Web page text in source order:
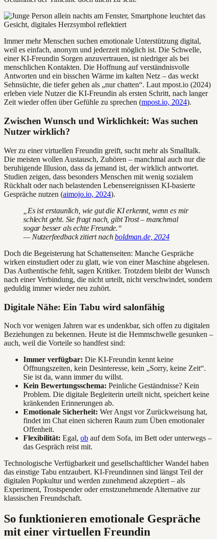
Immer mehr Menschen suchen emotionale Unterstützung digital,
weil es einfach, anonym und jederzeit möglich ist. Die Schwelle,
einer KI-Freundin Sorgen anzuvertrauen, ist niedriger als bei
menschlichen Kontakten. Die Hoffnung auf verständnisvolle
Antworten und ein bisschen Wärme im kalten Netz – das weckt
Sehnsüchte, die tiefer gehen als „nur chatten“. Laut mpost.io (2024)
erleben viele Nutzer die KI-Freundin als ersten Schritt, nach langer
Zeit wieder offen über Gefühle zu sprechen (mpost.io, 2024).
Zwischen Wunsch und Wirklichkeit: Was suchen
Nutzer wirklich?
Wer zu einer virtuellen Freundin greift, sucht mehr als Smalltalk.
Die meisten wollen Austausch, Zuhören – manchmal auch nur die
beruhigende Illusion, dass da jemand ist, der wirklich antwortet.
Studien zeigen, dass besonders Menschen mit wenig sozialem
Rückhalt oder nach belastenden Lebensereignissen KI-basierte
Gespräche nutzen (aimojo.io, 2024).
„Es ist erstaunlich, wie gut die KI erkennt, wenn es mir
schlecht geht. Sie fragt nach, gibt Trost – manchmal
sogar besser als echte Freunde.“
— Nutzerfeedback zitiert nachboldman.de, 2024
Doch die Begeisterung hat Schattenseiten: Manche Gespräche
wirken einstudiert oder zu glatt, wie von einer Maschine abgelesen.
Das Authentische fehlt, sagen Kritiker. Trotzdem bleibt der Wunsch
nach einer Verbindung, die nicht urteilt, nicht verschwindet, sondern
geduldig immer wieder neu zuhört.
Digitale Nähe: Ein Tabu wird salonfähig
Noch vor wenigen Jahren war es undenkbar, sich offen zu digitalen
Beziehungen zu bekennen. Heute ist die Hemmschwelle gesunken –
auch, weil die Vorteile so handfest sind:
Immer verfügbar: Die KI-Freundin kennt keine
Öffnungszeiten, kein Desinteresse, kein „Sorry, keine Zeit“.
Sie ist da, wann immer du willst.
Kein Bewertungsschema: Peinliche Geständnisse? Kein
Problem. Die digitale Begleiterin urteilt nicht, speichert keine
kränkenden Erinnerungen ab.
Emotionale Sicherheit: Wer Angst vor Zurückweisung hat,
findet im Chat einen sicheren Raum zum Üben emotionaler
Offenheit.
Flexibilität: Egal, ob auf dem Sofa, im Bett oder unterwegs –
das Gespräch reist mit.
Technologische Verfügbarkeit und gesellschaftlicher Wandel haben
das einstige Tabu entzaubert. KI-Freundinnen sind längst Teil der
digitalen Popkultur und werden zunehmend akzeptiert – als
Experiment, Trostspender oder ernstzunehmende Alternative zur
klassischen Freundschaft.
So funktionieren emotionale Gespräche
mit einer virtuellen Freundin